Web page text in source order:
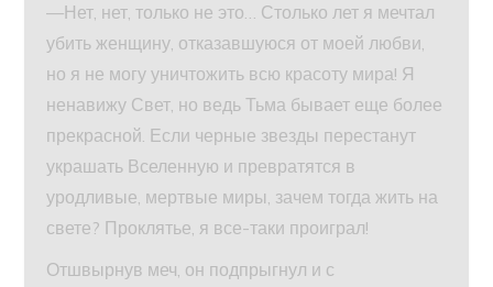
—Нет, нет, только не это… Столько лет я мечтал
убить женщину, отказавшуюся от моей любви,
но я не могу уничтожить всю красоту мира! Я
ненавижу Свет, но ведь Тьма бывает еще более
прекрасной. Если черные звезды перестанут
украшать Вселенную и превратятся в
уродливые, мертвые миры, зачем тогда жить на
свете? Проклятье, я все-таки проиграл!
Отшвырнув меч, он подпрыгнул и с